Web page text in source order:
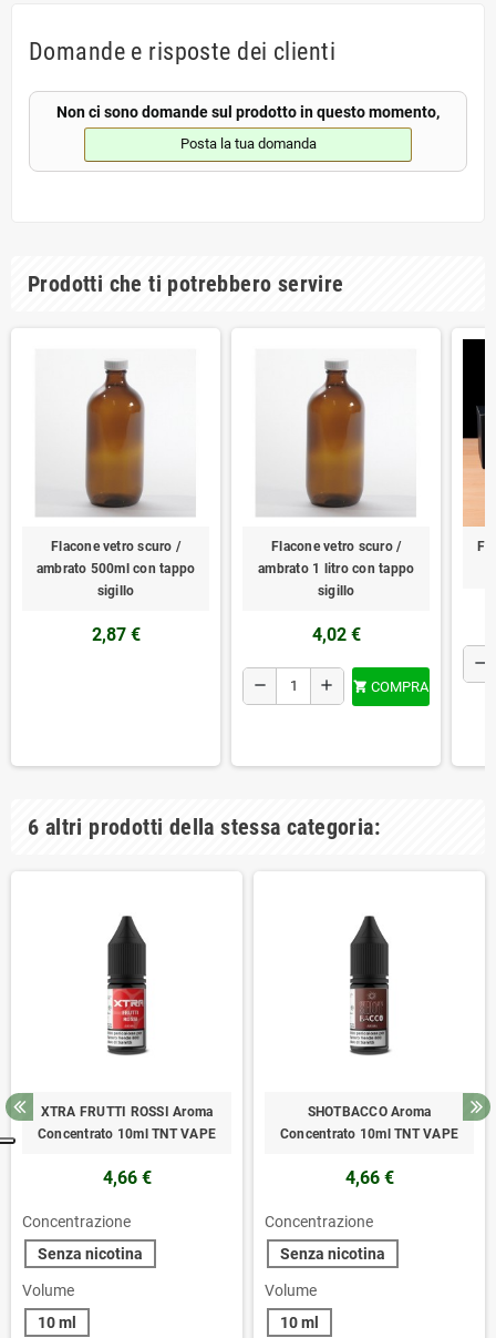
Domande e risposte dei clienti
Non ci sono domande sul prodotto in questo momento,
Posta la tua domanda
Prodotti che ti potrebbero servire
Flacone vetro scuro /
ambrato 500ml con tappo
sigillo
2,87 €
Flacone vetro scuro /
ambrato 1 litro con tappo
sigillo
4,02 €
remove add  COMPRA
remove
6 altri prodotti della stessa categoria:
XTRA FRUTTI ROSSI Aroma
Concentrato 10ml TNT VAPE
4,66 €
Concentrazione
Senza nicotina
Volume
10 ml
SHOTBACCO Aroma
Concentrato 10ml TNT VAPE
4,66 €
Concentrazione
Senza nicotina
Volume
10 ml